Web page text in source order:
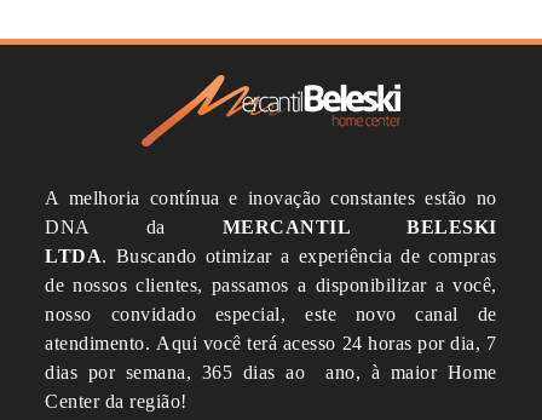
A melhoria contínua e inovação constantes estão no
DNA da MERCANTIL BELESKI
LTDA. Buscando otimizar a experiência de compras
de nossos clientes, passamos a disponibilizar a você,
nosso convidado especial, este novo canal de
atendimento. Aqui você terá acesso 24 horas por dia, 7
dias por semana, 365 dias ao ano, à maior Home
Center da região!